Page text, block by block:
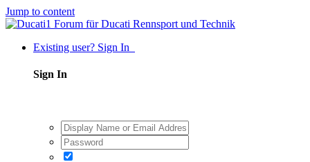
Jump to content
Existing user? Sign In
Sign In